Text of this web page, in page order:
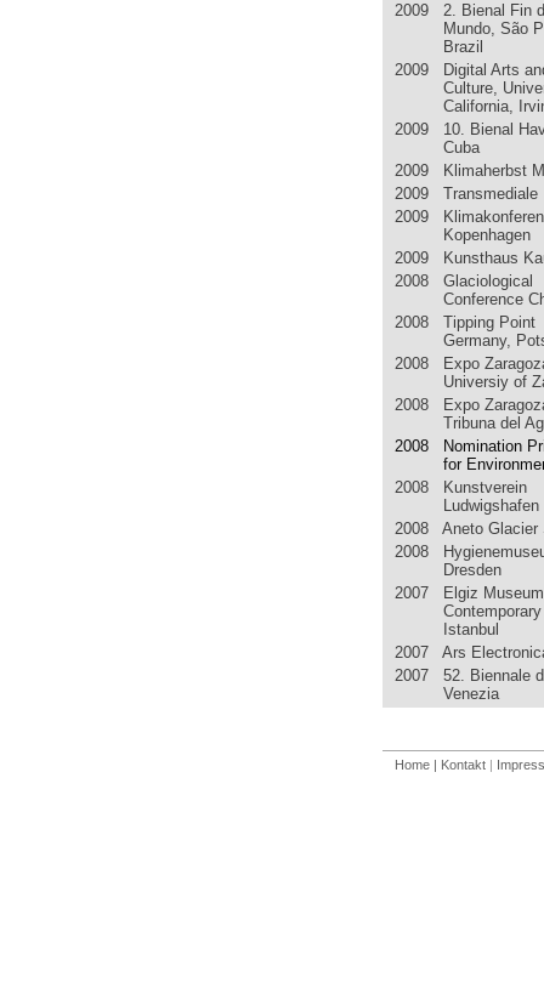
2009 2. Bienal Fin
Mundo, São
Brazil
2009 Digital Arts
Culture,
California,
2009 10. Bienal
Cuba
2009 Klimaherbst
2009 Transmediale
2009
Kopenhagen
2009 Kunsthaus
2008 Glaciological
Conference
2008 Tipping Point
Germany,
2008 Expo
Universiy of
2008 Expo
Tribuna del
2008 Nomination
for
2008 Kunstverein
Ludwigshafen
2008 Aneto Glacier
2008
Dresden
2007 Elgiz
Istanbul
2007 Ars
2007 52. Biennale
Venezia
Home | Kontakt |